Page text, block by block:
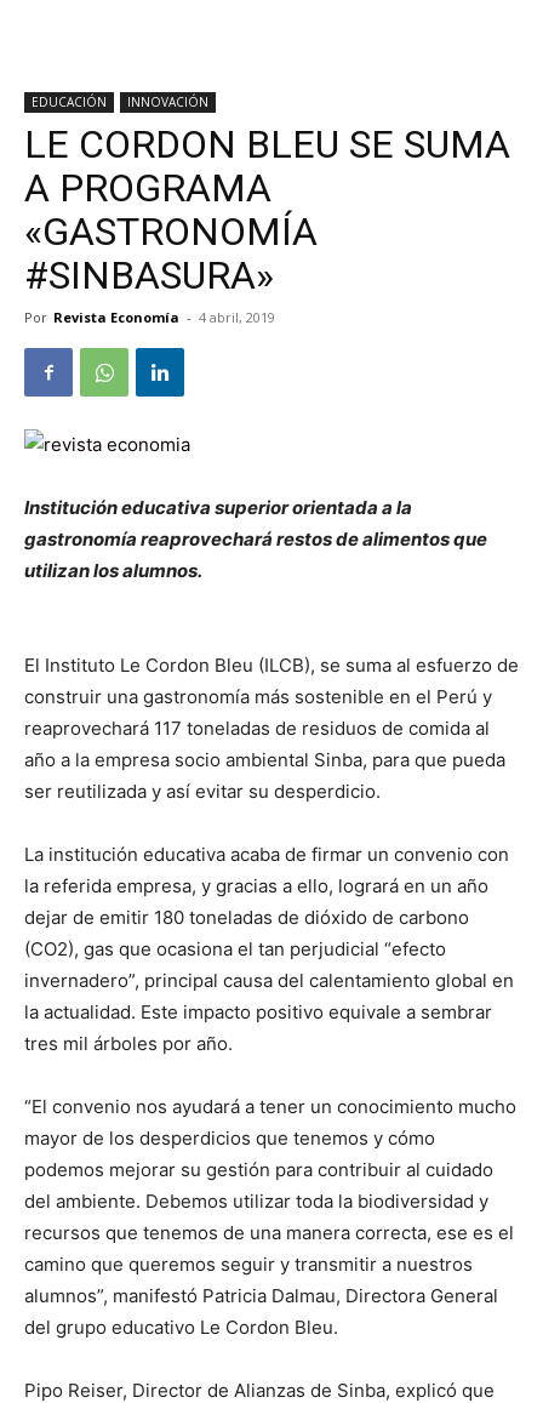
EDUCACIÓN INNOVACIÓN
LE CORDON BLEU SE SUMA
A PROGRAMA
«GASTRONOMÍA
#SINBASURA»
Por Revista Economía - 4 abril, 2019
Institución educativa superior orientada a la
gastronomía reaprovechará restos de alimentos que
utilizan los alumnos.
El Instituto Le Cordon Bleu (ILCB), se suma al esfuerzo de
construir una gastronomía más sostenible en el Perú y
reaprovechará 117 toneladas de residuos de comida al
año a la empresa socio ambiental Sinba, para que pueda
ser reutilizada y así evitar su desperdicio.
La institución educativa acaba de firmar un convenio con
la referida empresa, y gracias a ello, logrará en un año
dejar de emitir 180 toneladas de dióxido de carbono
(CO2), gas que ocasiona el tan perjudicial “efecto
invernadero”, principal causa del calentamiento global en
la actualidad. Este impacto positivo equivale a sembrar
tres mil árboles por año.
“El convenio nos ayudará a tener un conocimiento mucho
mayor de los desperdicios que tenemos y cómo
podemos mejorar su gestión para contribuir al cuidado
del ambiente. Debemos utilizar toda la biodiversidad y
recursos que tenemos de una manera correcta, ese es el
camino que queremos seguir y transmitir a nuestros
alumnos”, manifestó Patricia Dalmau, Directora General
del grupo educativo Le Cordon Bleu.
Pipo Reiser, Director de Alianzas de Sinba, explicó que